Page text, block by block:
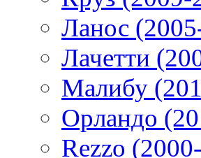
Ланос
Лачетти
Малибу
Орландо
Rezzo